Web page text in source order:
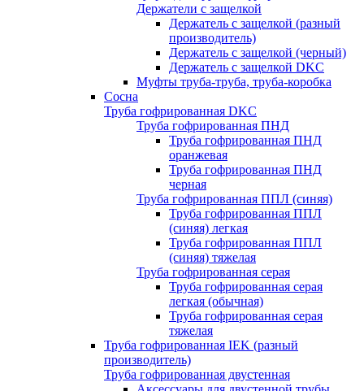
Держатели с защелкой
Держатель с защелкой (разный
производитель)
Держатель с защелкой (черный)
Держатель с защелкой DKC
Муфты труба-труба, труба-коробка
Сосна
Труба гофрированная DKC
Труба гофрированная ПНД
Труба гофрированная ПНД
оранжевая
Труба гофрированная ПНД
черная
Труба гофрированная ППЛ (синяя)
Труба гофрированная ППЛ
(синяя) легкая
Труба гофрированная ППЛ
(синяя) тяжелая
Труба гофрированная серая
Труба гофрированная серая
легкая (обычная)
Труба гофрированная серая
тяжелая
Труба гофрированная IEK (разный
производитель)
Труба гофрированная двустенная